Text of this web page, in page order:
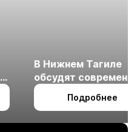
В Нижнем Тагиле
обсудят
технологии
измельчения
Подробнее